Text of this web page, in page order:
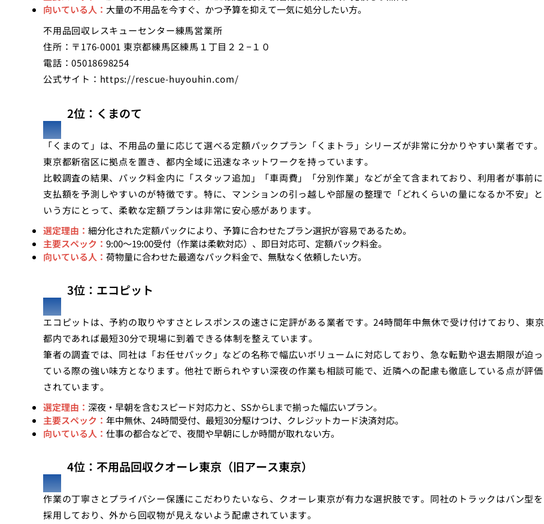
向いている人： 大量の不用品を今すぐ、かつ予算を抑えて一気に処分したい方。
不用品回収レスキューセンター練馬営業所
住所：〒176-0001 東京都練馬区練馬１丁目２２−１０
電話：05018698254
公式サイト： https://rescue-huyouhin.com/
2位：くまのて
「くまのて」は、不用品の量に応じて選べる定額パックプラン「くまトラ」シリーズが非常に分かりやすい業者です。
東京都新宿区に拠点を置き、都内全域に迅速なネットワークを持っています。
比較調査の結果、パック料金内に「スタッフ追加」「車両費」「分別作業」などが全て含まれており、利用者が事前に
支払額を予測しやすいのが特徴です。特に、マンションの引っ越しや部屋の整理で「どれくらいの量になるか不安」と
いう方にとって、柔軟な定額プランは非常に安心感があります。
選定理由： 細分化された定額パックにより、予算に合わせたプラン選択が容易であるため。
主要スペック： 9:00〜19:00受付（作業は柔軟対応）、即日対応可、定額パック料金。
向いている人： 荷物量に合わせた最適なパック料金で、無駄なく依頼したい方。
3位：エコピット
エコピットは、予約の取りやすさとレスポンスの速さに定評がある業者です。24時間年中無休で受け付けており、東京
都内であれば最短30分で現場に到着できる体制を整えています。
筆者の調査では、同社は「お任せパック」などの名称で幅広いボリュームに対応しており、急な転勤や退去期限が迫っ
ている際の強い味方となります。他社で断られやすい深夜の作業も相談可能で、近隣への配慮も徹底している点が評価
されています。
選定理由： 深夜・早朝を含むスピード対応力と、SSからLまで揃った幅広いプラン。
主要スペック： 年中無休、24時間受付、最短30分駆けつけ、クレジットカード決済対応。
向いている人： 仕事の都合などで、夜間や早朝にしか時間が取れない方。
4位：不用品回収クオーレ東京（旧アース東京）
作業の丁寧さとプライバシー保護にこだわりたいなら、クオーレ東京が有力な選択肢です。同社のトラックはバン型を
採用しており、外から回収物が見えないよう配慮されています。